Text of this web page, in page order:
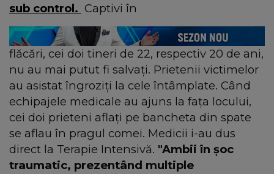
sub control. Captivi în
flăcări, cei doi tineri de 22, respectiv 20 de ani,
nu au mai putut fi salvați. Prietenii victimelor
au asistat îngroziți la cele întâmplate. Când
echipajele medicale au ajuns la fața locului,
cei doi prieteni aflați pe bancheta din spate
se aflau în pragul comei. Medicii i-au dus
direct la Terapie Intensivă. "Ambii în şoc
traumatic, prezentând multiple